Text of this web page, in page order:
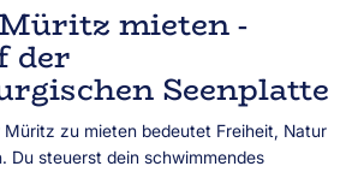
mieten -
der
Seenplatte
Müritz zu mieten bedeutet Freiheit, Natur
Du steuerst dein schwimmendes